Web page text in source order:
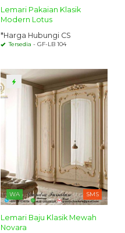
Lemari Pakaian Klasik
Modern Lotus
*Harga Hubungi CS
Tersedia - GF-LB 104
WA SMS
Lemari Baju Klasik Mewah
Novara